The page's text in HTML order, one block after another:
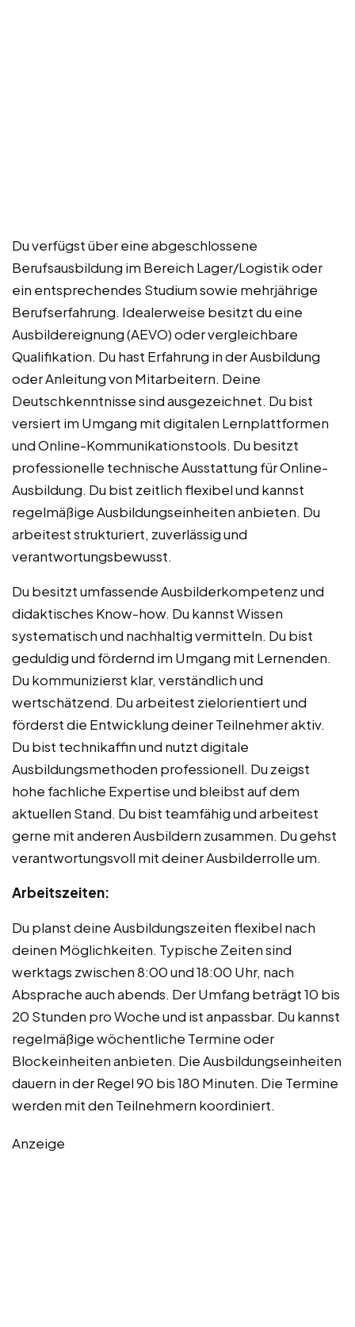
Du verfügst über eine abgeschlossene
Berufsausbildung im Bereich Lager/Logistik oder
ein entsprechendes Studium sowie mehrjährige
Berufserfahrung. Idealerweise besitzt du eine
Ausbildereignung (AEVO) oder vergleichbare
Qualifikation. Du hast Erfahrung in der Ausbildung
oder Anleitung von Mitarbeitern. Deine
Deutschkenntnisse sind ausgezeichnet. Du bist
versiert im Umgang mit digitalen Lernplattformen
und Online-Kommunikationstools. Du besitzt
professionelle technische Ausstattung für Online-
Ausbildung. Du bist zeitlich flexibel und kannst
regelmäßige Ausbildungseinheiten anbieten. Du
arbeitest strukturiert, zuverlässig und
verantwortungsbewusst.
Du besitzt umfassende Ausbilderkompetenz und
didaktisches Know-how. Du kannst Wissen
systematisch und nachhaltig vermitteln. Du bist
geduldig und fördernd im Umgang mit Lernenden.
Du kommunizierst klar, verständlich und
wertschätzend. Du arbeitest zielorientiert und
förderst die Entwicklung deiner Teilnehmer aktiv.
Du bist technikaffin und nutzt digitale
Ausbildungsmethoden professionell. Du zeigst
hohe fachliche Expertise und bleibst auf dem
aktuellen Stand. Du bist teamfähig und arbeitest
gerne mit anderen Ausbildern zusammen. Du gehst
verantwortungsvoll mit deiner Ausbilderrolle um.
Arbeitszeiten:
Du planst deine Ausbildungszeiten flexibel nach
deinen Möglichkeiten. Typische Zeiten sind
werktags zwischen 8:00 und 18:00 Uhr, nach
Absprache auch abends. Der Umfang beträgt 10 bis
20 Stunden pro Woche und ist anpassbar. Du kannst
regelmäßige wöchentliche Termine oder
Blockeinheiten anbieten. Die Ausbildungseinheiten
dauern in der Regel 90 bis 180 Minuten. Die Termine
werden mit den Teilnehmern koordiniert.
Anzeige